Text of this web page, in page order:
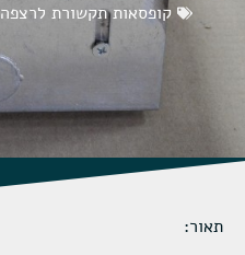
קופסאות תקשורת לרצפה
תאור: